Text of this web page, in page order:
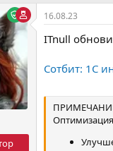
16.08.23
ITnull
Сотбит: 1С